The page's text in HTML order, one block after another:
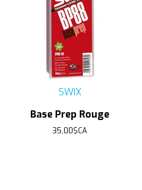
SWIX
Base Prep Rouge
35,00$CA